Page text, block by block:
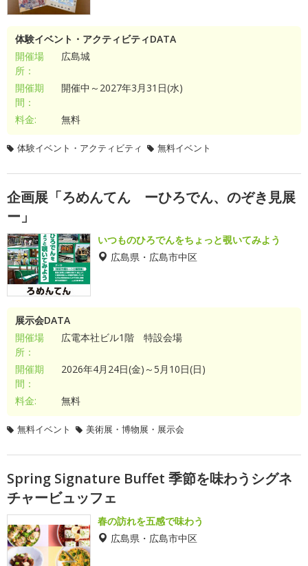
体験イベント・アクティビティDATA
開催場
所：
広島城
開催期
間：
開催中～2027年3月31日(水)
料金: 無料
体験イベント・アクティビティ 無料イベント
企画展「ろめんてん ーひろでん、のぞき見展
ー」
いつものひろでんをちょっと覗いてみよう
広島県・広島市中区
展示会DATA
開催場
所：
広電本社ビル1階 特設会場
開催期
間：
2026年4月24日(金)～5月10日(日)
料金: 無料
無料イベント 美術展・博物展・展示会
Spring Signature Buffet 季節を味わうシグネ
チャービュッフェ
春の訪れを五感で味わう
広島県・広島市中区